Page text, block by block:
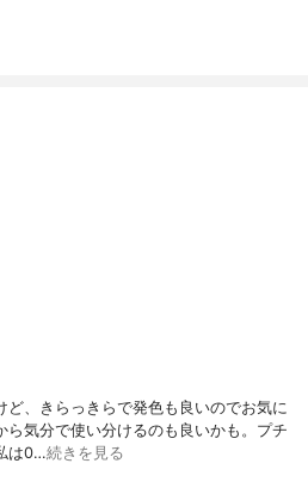
ど、きらっきらで発色も良いのでお気に
ら気分で使い分けるのも良いかも。プチ
は0…続きを見る